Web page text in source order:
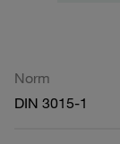
Norm
DIN 3015-1